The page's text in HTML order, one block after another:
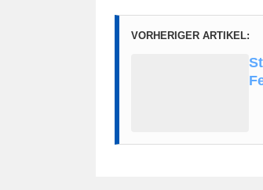
VORHERIGER ARTIKEL: